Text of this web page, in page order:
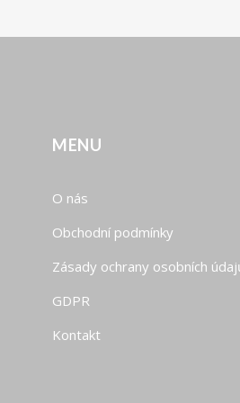
MENU
O nás
Obchodní podmínky
Zásady ochrany osobních
GDPR
Kontakt